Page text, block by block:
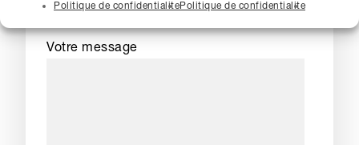
Politique de confidentialitePolitique de confidentialite
Votre message